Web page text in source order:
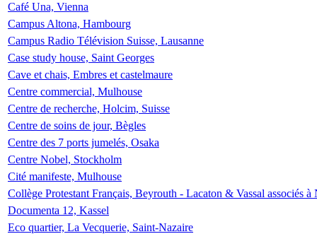
Café Una, Vienna
Campus Altona, Hambourg
Campus Radio Télévision Suisse, Lausanne
Case study house, Saint Georges
Cave et chais, Embres et castelmaure
Centre commercial, Mulhouse
Centre de recherche, Holcim, Suisse
Centre de soins de jour, Bègles
Centre des 7 ports jumelés, Osaka
Centre Nobel, Stockholm
Cité manifeste, Mulhouse
Collège Protestant Français, Beyrouth - Lacaton & Vassal associés
Documenta 12, Kassel
Eco quartier, La Vecquerie, Saint-Nazaire